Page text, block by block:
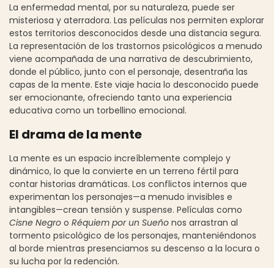
La enfermedad mental, por su naturaleza, puede ser
misteriosa y aterradora. Las películas nos permiten explorar
estos territorios desconocidos desde una distancia segura.
La representación de los trastornos psicológicos a menudo
viene acompañada de una narrativa de descubrimiento,
donde el público, junto con el personaje, desentraña las
capas de la mente. Este viaje hacia lo desconocido puede
ser emocionante, ofreciendo tanto una experiencia
educativa como un torbellino emocional.
El drama de la mente
La mente es un espacio increíblemente complejo y
dinámico, lo que la convierte en un terreno fértil para
contar historias dramáticas. Los conflictos internos que
experimentan los personajes—a menudo invisibles e
intangibles—crean tensión y suspense. Películas como
Cisne Negro o Réquiem por un Sueño nos arrastran al
tormento psicológico de los personajes, manteniéndonos
al borde mientras presenciamos su descenso a la locura o
su lucha por la redención.